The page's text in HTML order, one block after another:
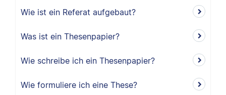
Wie ist ein Referat aufgebaut?
Was ist ein Thesenpapier?
Wie schreibe ich ein Thesenpapier?
Wie formuliere ich eine These?